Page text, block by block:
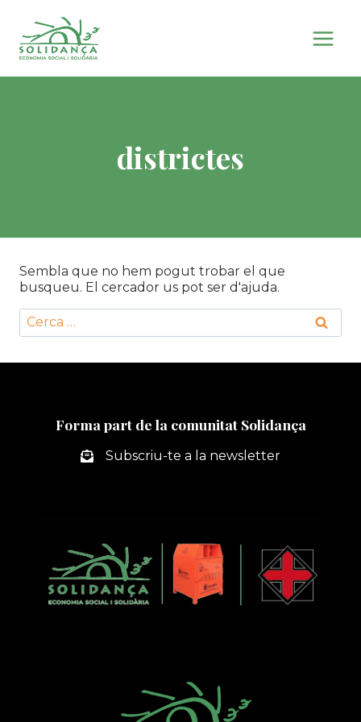
contingut
districtes
Sembla que no hem pogut trobar el que
busqueu. El cercador us pot ser d'ajuda.
Cerca:
Forma part de la comunitat Solidança
Subscriu-te a la newsletter